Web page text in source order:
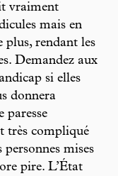
vraiment
mais en
plus, rendant les
Demandez aux
si elles
donnera
paresse
très compliqué
mises
pire. L’État